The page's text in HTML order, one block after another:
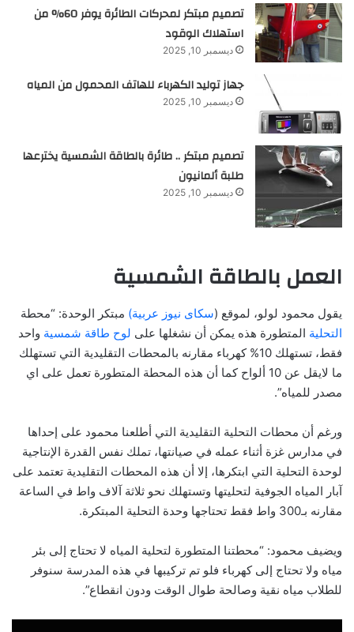
تصميم مبتكر لمحركات الطائرة يوفر 60% من
استهلاك الوقود
ديسمبر 10, 2025
جهاز توليد الكهرباء للهاتف المحمول من المياه
ديسمبر 10, 2025
تصميم مبتكر .. طائرة بالطاقة الشمسية يخترعها
طلبة ألمانيون
ديسمبر 10, 2025
العمل بالطاقة الشمسية
يقول محمود لولو، لموقع (سكاى نيوز عربية) مبتكر الوحدة: “محطة
التحلية المتطورة هذه يمكن أن نشغلها على لوح طاقة شمسية واحد
فقط، تستهلك 10% كهرباء مقارنه بالمحطات التقليدية التي تستهلك
ما لايقل عن 10 ألواح كما أن هذه المحطة المتطورة تعمل على اي
مصدر للمياه”.
ورغم أن محطات التحلية التقليدية التي أطلعنا محمود على إحداها
في مدارس غزة أثناء عمله في صيانتها، تملك نفس القدرة الإنتاجية
لوحدة التحلية التي ابتكرها، إلا أن هذه المحطات التقليدية تعتمد على
آبار المياه الجوفية لتحليتها وتستهلك نحو ثلاثة آلاف واط في الساعة
مقارنه بـ300 واط فقط تحتاجها وحدة التحلية المبتكرة.
ويضيف محمود: “محطتنا المتطورة لتحلية المياه لا تحتاج إلى بئر
مياه ولا تحتاج إلى كهرباء فلو تم تركيبها في هذه المدرسة سنوفر
للطلاب مياه نقية وصالحة طوال الوقت ودون انقطاع”.